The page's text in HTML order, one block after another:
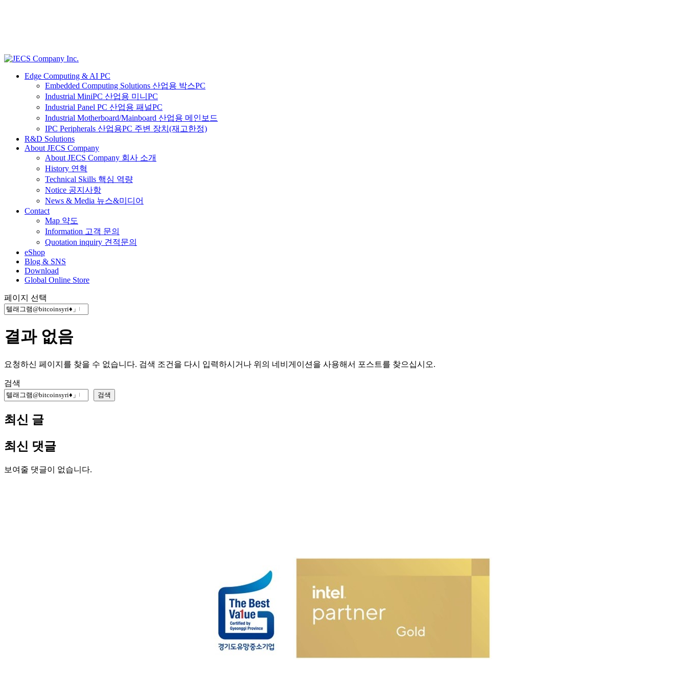
Edge Computing & AI PC
Embedded Computing Solutions 산업용 박스PC
Industrial MiniPC 산업용 미니PC
Industrial Panel PC 산업용 패널PC
Industrial Motherboard/Mainboard 산업용 메인보드
IPC Peripherals 산업용PC 주변 장치(재고한정)
R&D Solutions
About JECS Company
About JECS Company 회사 소개
History 연혁
Technical Skills 핵심 역량
Notice 공지사항
News & Media 뉴스&미디어
Contact
Map 약도
Information 고객 문의
Quotation inquiry 견적문의
eShop
Blog & SNS
Download
Global Online Store
페이지 선택
결과 없음
요청하신 페이지를 찾을 수 없습니다. 검색 조건을 다시 입력하시거나 위의 네비게이션을 사용해서 포스트를 찾으십시오.
검색
검색
최신 글
최신 댓글
보여줄 댓글이 없습니다.